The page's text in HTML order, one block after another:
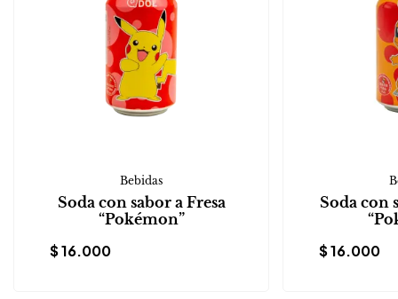
Bebidas
Soda con sabor a Fresa
“Pokémon”
$16.000
Soda con
$16.000